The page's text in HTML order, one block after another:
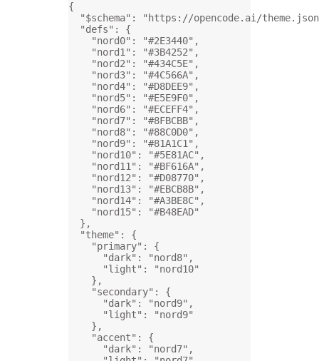
{
"$schema" :
"https://opencode.ai/
"defs" : {
"nord0" : "#2E3440" ,
"nord1" : "#3B4252" ,
"nord2" : "#434C5E" ,
"nord3" : "#4C566A" ,
"nord4" : "#D8DEE9" ,
"nord5" : "#E5E9F0" ,
"nord6" : "#ECEFF4" ,
"nord7" : "#8FBCBB" ,
"nord8" : "#88C0D0" ,
"nord9" : "#81A1C1" ,
"nord10" : "#5E81AC" ,
"nord11" : "#BF616A" ,
"nord12" : "#D08770" ,
"nord13" : "#EBCB8B" ,
"nord14" : "#A3BE8C" ,
"nord15" :
"#B48EAD"
},
"theme" : {
"primary" : {
"dark" : "nord8" ,
"light" :
"nord10"
},
"secondary" : {
"dark" : "nord9" ,
"light" :
"nord9"
},
"accent" : {
"dark" : "nord7" ,